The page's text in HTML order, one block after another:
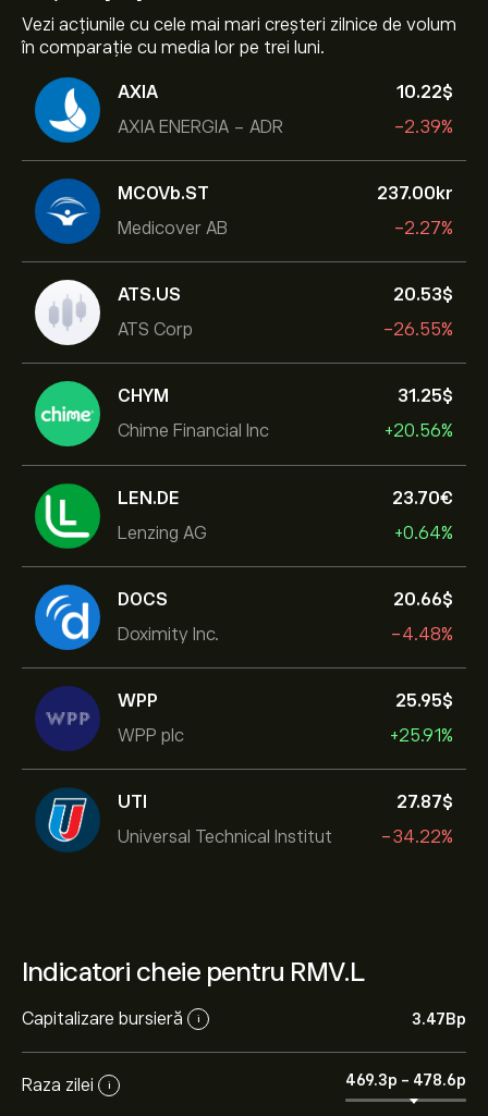
Vezi acțiunile cu cele mai mari creșteri zilnice de volum
în comparație cu media lor pe trei luni.
AXIA
AXIA ENERGIA - ADR
10.22‎$‎
-2.39%
MCOVb.ST
Medicover AB
237.00‎kr‎
-2.27%
ATS.US
ATS Corp
20.53‎$‎
-26.55%
CHYM
Chime Financial Inc
31.25‎$‎
+20.56%
LEN.DE
Lenzing AG
23.70‎€‎
+0.64%
DOCS
Doximity Inc.
20.66‎$‎
-4.48%
WPP
WPP plc
25.95‎$‎
+25.91%
UTI
Universal Technical Institut
27.87‎$‎
-34.22%
Indicatori cheie pentru RMV.L
Capitalizare bursieră i 3.47B‎p‎
Raza zilei i 469.3‎p‎ - 478.6‎p‎